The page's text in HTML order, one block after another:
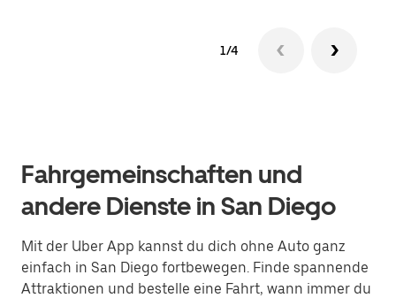
1/4
Fahrgemeinschaften und
andere Dienste in San Diego
Mit der Uber App kannst du dich ohne Auto ganz
einfach in San Diego fortbewegen. Finde spannende
Attraktionen und bestelle eine Fahrt, wann immer du